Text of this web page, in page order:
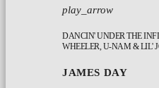
play_arrow
DANCIN' UNDER THE
WHEELER, U-NAM & LIL'
JAMES DAY